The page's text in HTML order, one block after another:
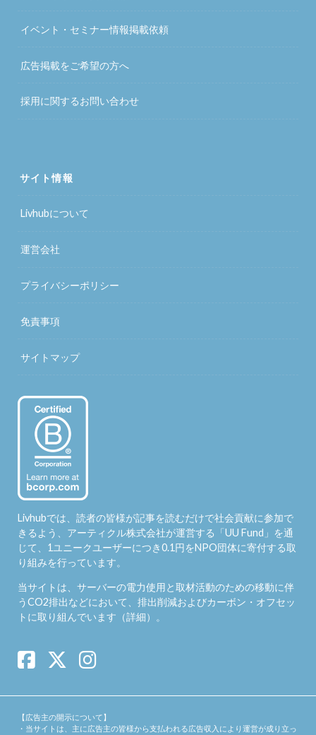
イベント・セミナー情報掲載依頼
広告掲載をご希望の方へ
採用に関するお問い合わせ
サイト情報
Livhubについて
運営会社
プライバシーポリシー
免責事項
サイトマップ
Livhubでは、読者の皆様が記事を読むだけで社会貢献に参加で
きるよう、アーティクル株式会社が運営する「UU Fund 」を通
じて、1ユニークユーザーにつき0.1円をNPO団体に寄付する取
り組みを行っています。
当サイトは、サーバーの電力使用と取材活動のための移動に伴
うCO2排出などにおいて、排出削減およびカーボン・オフセッ
トに取り組んでいます（詳細）。
【広告主の開示について】
・当サイトは、主に広告主の皆様から支払われる広告収入により運営が成り立っ